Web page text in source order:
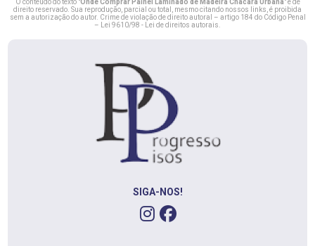
O conteúdo do texto "Onde Comprar Painel Laminado de Madeira Chácara Urbana" é de
direito reservado. Sua reprodução, parcial ou total, mesmo citando nossos links, é proibida
sem a autorização do autor. Crime de violação de direito autoral – artigo 184 do Código Penal
–
Lei 9610/98 - Lei de direitos autorais
SIGA-NOS!